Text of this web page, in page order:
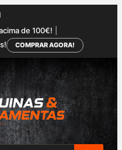
de 100€!
COMPRAR AGORA!